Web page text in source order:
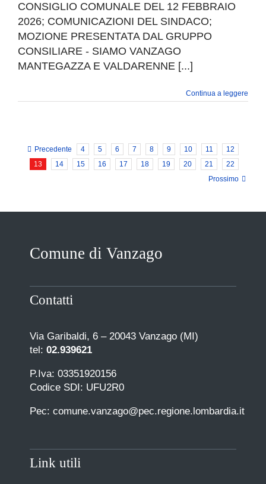
CONSIGLIO COMUNALE DEL 12 FEBBRAIO
2026; COMUNICAZIONI DEL SINDACO;
MOZIONE PRESENTATA DAL GRUPPO
CONSILIARE - SIAMO VANZAGO
MANTEGAZZA E VALDARENNE [...]
Continua a leggere
Precedente 4 5 6 7 8 9 10 11
12
13
14 15 16 17 18 19 20 21
22
Prossimo
Comune di Vanzago
Contatti
Via Garibaldi, 6 – 20043 Vanzago (MI)
tel: 02.939621
P.Iva: 03351920156
Codice SDI: UFU2R0
Pec: comune.vanzago@pec.regione.lombardia.it
Link utili